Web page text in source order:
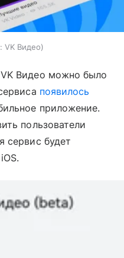
VK Видео
Видео можно было
появилось
приложение.
пользователи
сервис будет